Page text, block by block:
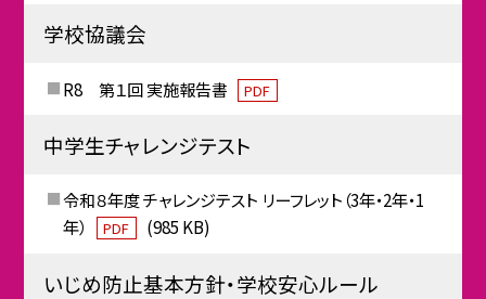
学校協議会
R8 第１回 実施報告書 PDF
中学生チャレンジテスト
令和８年度 チャレンジテスト リーフレット（3年・2年・1
年）
PDF (985 KB)
いじめ防止基本方針・学校安心ルール